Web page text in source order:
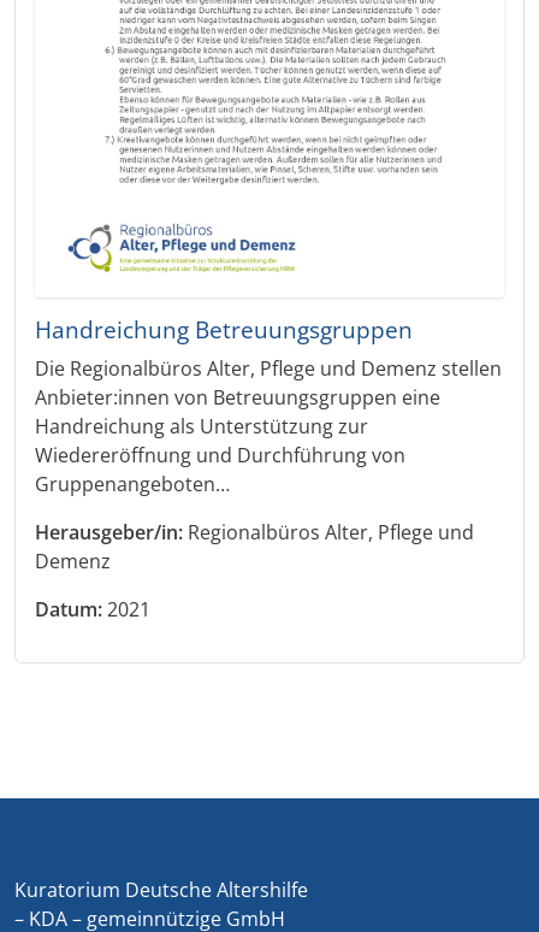
Handreichung Betreuungsgruppen
Die Regionalbüros Alter, Pflege und Demenz stellen
Anbieter:innen von Betreuungsgruppen eine
Handreichung als Unterstützung zur
Wiedereröffnung und Durchführung von
Gruppenangeboten…
Herausgeber/in: Regionalbüros Alter, Pflege und
Demenz
Datum:2021
Kuratorium Deutsche Altershilfe
– KDA – gemeinnützige GmbH